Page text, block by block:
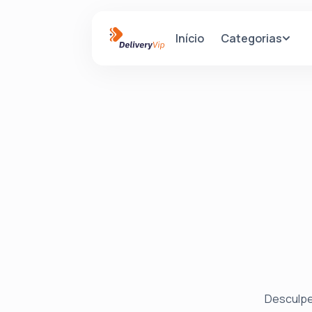
Início Categorias